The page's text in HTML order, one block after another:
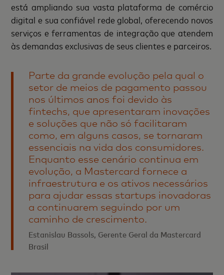
está ampliando sua vasta plataforma de comércio
digital e sua confiável rede global, oferecendo novos
serviços e ferramentas de integração que atendem
às demandas exclusivas de seus clientes e parceiros.
Parte da grande evolução pela qual o
setor de meios de pagamento passou
nos últimos anos foi devido às
fintechs, que apresentaram inovações
e soluções que não só facilitaram
como, em alguns casos, se tornaram
essenciais na vida dos consumidores.
Enquanto esse cenário continua em
evolução, a Mastercard fornece a
infraestrutura e os ativos necessários
para ajudar essas startups inovadoras
a continuarem seguindo por um
caminho de crescimento.
Estanislau Bassols, Gerente Geral da Mastercard
Brasil